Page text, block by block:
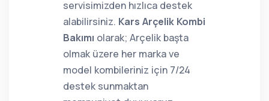
servisimizden hızlıca destek
alabilirsiniz. Kars Arçelik Kombi
Bakımı olarak; Arçelik başta
olmak üzere her marka ve
model kombileriniz için 7/24
destek sunmaktan